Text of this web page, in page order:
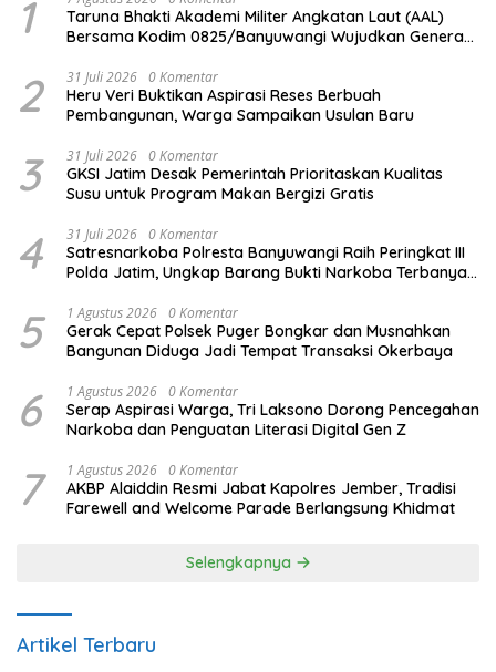
1
Taruna Bhakti Akademi Militer Angkatan Laut (AAL)
Bersama Kodim 0825/Banyuwangi Wujudkan Generasi
2 31 Juli 2026 0 Komentar
Heru Veri Buktikan Aspirasi Reses Berbuah
Pembangunan, Warga Sampaikan Usulan Baru
3 31 Juli 2026 0 Komentar
GKSI Jatim Desak Pemerintah Prioritaskan Kualitas
Susu untuk Program Makan Bergizi Gratis
4 31 Juli 2026 0 Komentar
Satresnarkoba Polresta Banyuwangi Raih Peringkat III
Polda Jatim, Ungkap Barang Bukti Narkoba Terbanyak
5 1 Agustus 2026 0 Komentar
Gerak Cepat Polsek Puger Bongkar dan Musnahkan
Bangunan Diduga Jadi Tempat Transaksi Okerbaya
6 1 Agustus 2026 0 Komentar
Serap Aspirasi Warga, Tri Laksono Dorong Pencegahan
Narkoba dan Penguatan Literasi Digital Gen Z
7 1 Agustus 2026 0 Komentar
AKBP Alaiddin Resmi Jabat Kapolres Jember, Tradisi
Farewell and Welcome Parade Berlangsung Khidmat
Selengkapnya
Artikel Terbaru